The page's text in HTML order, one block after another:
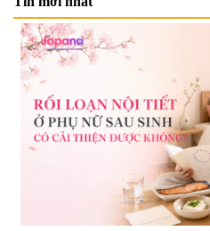
Viên uống bổ não Ribeto Shoji
Ichoha Ekisu Plus - 90 viên
57.920
1.450.000 đ